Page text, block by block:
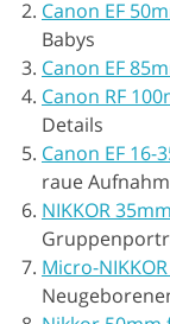
Canon EF
Babys
Canon EF
Canon RF
Details
Canon EF 16-
raue
NIKKOR
Micro-